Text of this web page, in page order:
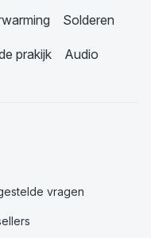
Solderen
prakijk Audio
vragen